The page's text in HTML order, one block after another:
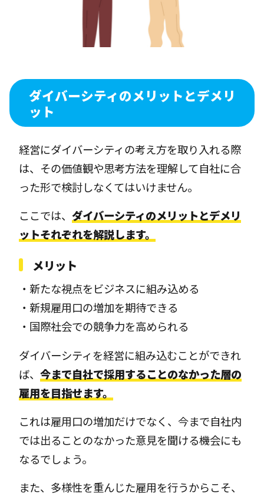
ダイバーシティのメリットとデメリ
ット
経営にダイバーシティの考え方を取り入れる際
は、その価値観や思考方法を理解して自社に合
った形で検討しなくてはいけません。
ここでは、ダイバーシティのメリットとデメリ
ットそれぞれを解説します。
メリット
・新たな視点をビジネスに組み込める
・新規雇用口の増加を期待できる
・国際社会での競争力を高められる
ダイバーシティを経営に組み込むことができれ
ば、今まで自社で採用することのなかった層の
雇用を目指せます。
これは雇用口の増加だけでなく、今まで自社内
では出ることのなかった意見を聞ける機会にも
なるでしょう。
また、多様性を重んじた雇用を行うからこそ、